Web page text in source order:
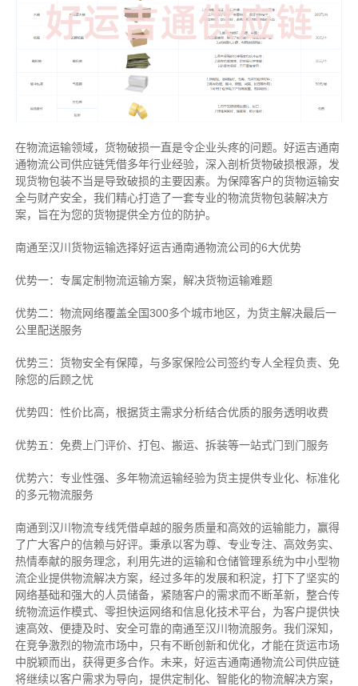
在物流运输领域，货物破损一直是令企业头疼的问题。好运吉通南
通物流公司供应链凭借多年行业经验，深入剖析货物破损根源，发
现货物包装不当是导致破损的主要因素。为保障客户的货物运输安
全与财产安全，我们精心打造了一套专业的物流货物包装解决方
案，旨在为您的货物提供全方位的防护。
南通至汉川货物运输选择好运吉通南通物流公司的6大优势
优势一：专属定制物流运输方案，解决货物运输难题
优势二：物流网络覆盖全国300多个城市地区，为货主解决最后一
公里配送服务
优势三：货物安全有保障，与多家保险公司签约专人全程负责、免
除您的后顾之忧
优势四：性价比高，根据货主需求分析结合优质的服务透明收费
优势五：免费上门评价、打包、搬运、拆装等一站式门到门服务
优势六：专业性强、多年物流运输经验为货主提供专业化、标准化
的多元物流服务
南通到汉川物流专线凭借卓越的服务质量和高效的运输能力，赢得
了广大客户的信赖与好评。 秉承以客为尊、专业专注、高效务实、
热情奉献的服务理念，利用先进的运输和仓储管理系统为中小型物
流企业提供物流解决方案，经过多年的发展和积淀，打下了坚实的
网络基础和强大的人员储备，紧随客户的需求而不断革新，整合传
统物流运作模式、零担快运网络和信息化技术平台，为客户提供快
速高效、便捷及时、安全可靠的南通至汉川物流服务。 我们深知，
在竞争激烈的物流市场中，只有不断创新和优化，才能在货运市场
中脱颖而出，获得更多合作。 未来，好运吉通南通物流公司供应链
将继续以客户需求为导向，提供定制化、智能化的物流解决方案，